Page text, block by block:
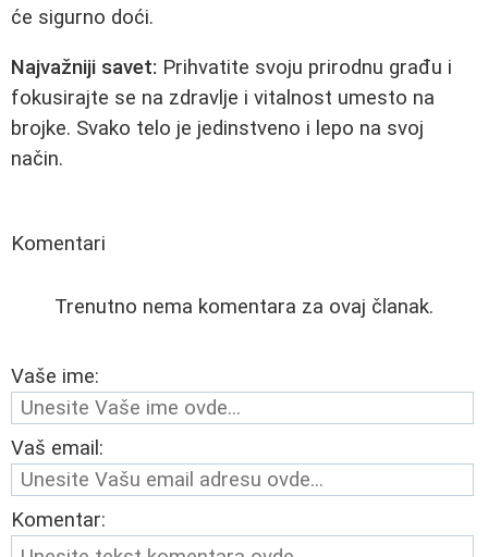
će sigurno doći.
Najvažniji savet: Prihvatite svoju prirodnu građu i
fokusirajte se na zdravlje i vitalnost umesto na
brojke. Svako telo je jedinstveno i lepo na svoj
način.
Komentari
Trenutno nema komentara za ovaj članak.
Vaše ime:
Vaš email:
Komentar: